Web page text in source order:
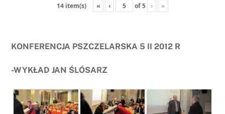
14 item(s) « ‹ of5 › »
KONFERENCJA PSZCZELARSKA 5 II 2012 R
-WYKŁAD JAN ŚLÓSARZ